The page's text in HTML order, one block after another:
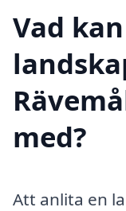
Vad
med?
Att anlita en